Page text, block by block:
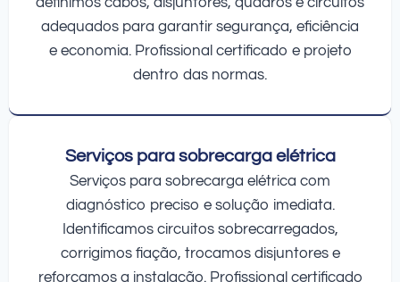
adequados para garantir segurança, eficiência
e economia. Profissional certificado e projeto
dentro das normas.
Serviços para sobrecarga elétrica
Serviços para sobrecarga elétrica com
diagnóstico preciso e solução imediata.
Identificamos circuitos sobrecarregados,
corrigimos fiação, trocamos disjuntores e
reforçamos a instalação. Profissional certificado